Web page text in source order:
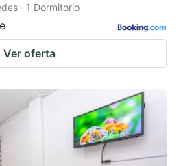
· 1 Dormitorio
Ver oferta